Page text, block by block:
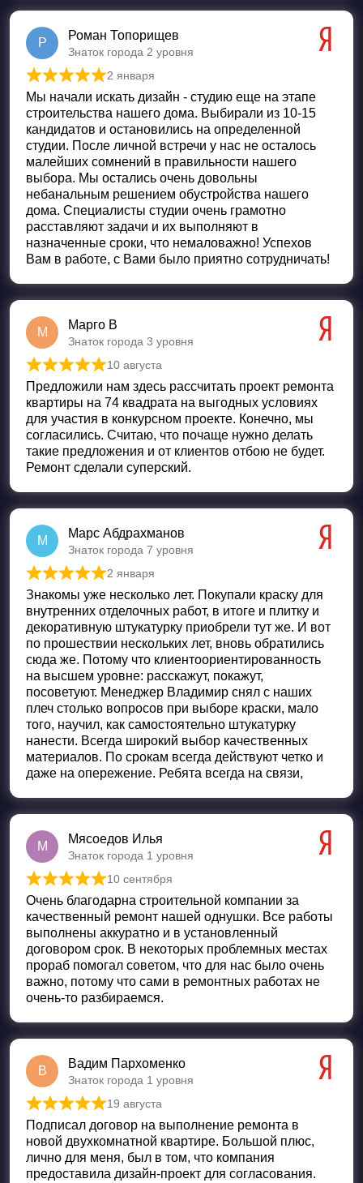
Р
Роман Топорищев
Знаток города 2 уровня
Оценка из 5
2 января
Мы начали искать дизайн - студию еще на этапе
строительства нашего дома. Выбирали из 10-15
кандидатов и остановились на определенной
студии. После личной встречи у нас не осталось
малейших сомнений в правильности нашего
выбора. Мы остались очень довольны
небанальным решением обустройства нашего
дома. Специалисты студии очень грамотно
расставляют задачи и их выполняют в
назначенные сроки, что немаловажно! Успехов
Вам в работе, с Вами было приятно сотрудничать!
М
Марго В
Знаток города 3 уровня
Оценка из 5
10 августа
Предложили нам здесь рассчитать проект ремонта
квартиры на 74 квадрата на выгодных условиях
для участия в конкурсном проекте. Конечно, мы
согласились. Считаю, что почаще нужно делать
такие предложения и от клиентов отбою не будет.
Ремонт сделали суперский.
М
Марс Абдрахманов
Знаток города 7 уровня
Оценка из 5
2 января
Знакомы уже несколько лет. Покупали краску для
внутренних отделочных работ, в итоге и плитку и
декоративную штукатурку приобрели тут же. И вот
по прошествии нескольких лет, вновь обратились
сюда же. Потому что клиентоориентированность
на высшем уровне: расскажут, покажут,
посоветуют. Менеджер Владимир снял с наших
плеч столько вопросов при выборе краски, мало
того, научил, как самостоятельно штукатурку
нанести. Всегда широкий выбор качественных
материалов. По срокам всегда действуют четко и
даже на опережение. Ребята всегда на связи,
М
Мясоедов Илья
Знаток города 1 уровня
Оценка
10 сентября
Очень благодарна строительной компании за
качественный ремонт нашей однушки. Все работы
выполнены аккуратно и в установленный
договором срок. В некоторых проблемных местах
прораб помогал советом, что для нас было очень
важно, потому что сами в ремонтных работах не
очень-то разбираемся.
В
Вадим Пархоменко
Знаток города 1 уровня
Оценка из 5
19 августа
Подписал договор на выполнение ремонта в
новой двухкомнатной квартире. Большой плюс,
лично для меня, был в том, что компания
предоставила дизайн-проект для согласования.